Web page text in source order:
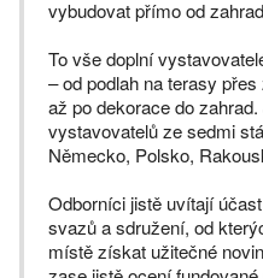
vybudovat přímo od
To vše doplní
– od podlah na terasy
až po dekorace do
vystavovatelů ze sedmi
Německo, Polsko,
Odborníci jistě uvítají
svazů a sdružení, od
místě získat užitečné